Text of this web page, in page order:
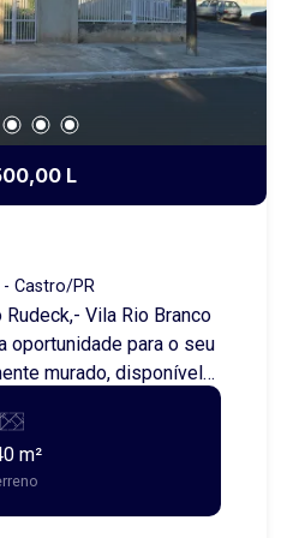
Entre em
agora mesmo!
L
Castro/PR
Vila Rio Branco
murado, disponível
regiões mais
da cidade. Ideal
ou logístico,
depósito, food
outras possibilidades. A
m²